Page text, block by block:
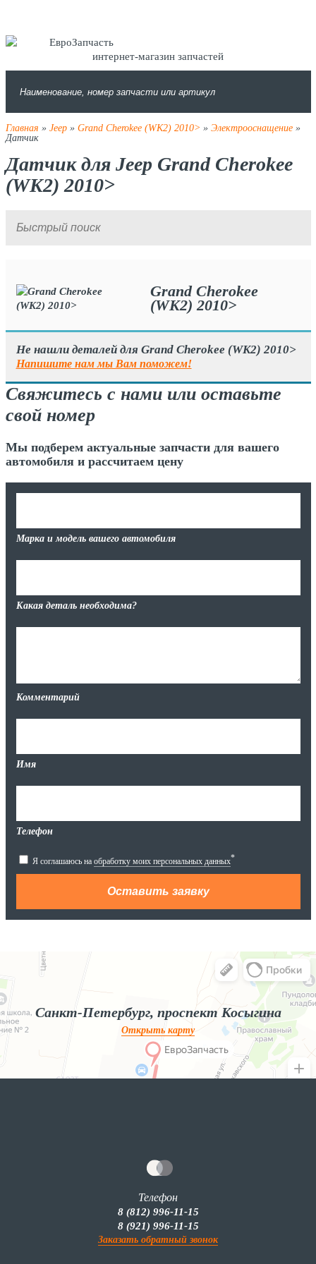
интернет-магазин запчастей
Главная » Jeep» Grand Cherokee (WK2) 2010> » Электрооснащение»
Датчик
Датчик для Jeep Grand Cherokee
(WK2) 2010>
Grand Cherokee
(WK2) 2010>
Не нашли деталей для Grand Cherokee (WK2) 2010>
Напишите нам мы Вам поможем!
Свяжитесь с нами или оставьте
свой номер
Мы подберем актуальные запчасти для вашего
автомобиля и рассчитаем цену
Марка и модель вашего автомобиля
Какая деталь необходима?
Комментарий
Имя
Телефон
Я соглашаюсь на обработку моих персональных данных*
Яндекс.Карты
Яндекс.Карты — поиск мест и адресов, городской транспорт
Санкт-Петербург, проспект Косыгина
Открыть карту
Телефон
8 (812) 996-11-15
8 (921) 996-11-15
Заказать обратный звонок